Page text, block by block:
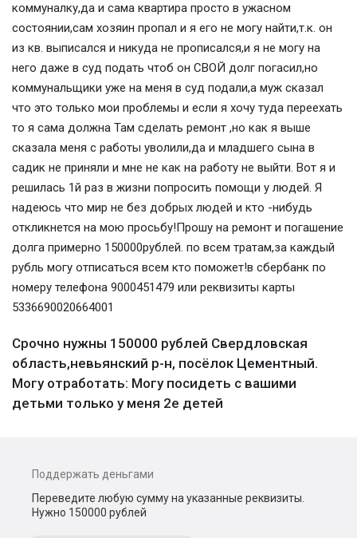
коммуналку,да и сама квартира просто в ужасном
состоянии,сам хозяин пропал и я его не могу найти,т.к. он
из кв. выписался и никуда не прописался,и я не могу на
него даже в суд подать чтоб он СВОЙ долг погасил,но
коммунальщики уже на меня в суд подали,а муж сказал
что это только мои проблемы и если я хочу туда переехать
то я сама должна Там сделать ремонт ,но как я выше
сказала меня с работы уволили,да и младшего сына в
садик не приняли и мне не как на работу не выйти. Вот я и
решилась 1й раз в жизни попросить помощи у людей. Я
надеюсь что мир не без добрых людей и кто -нибудь
откликнется на мою просьбу!Прошу на ремонт и погашение
долга примерно 150000рублей. по всем тратам,за каждый
рубль могу отписаться всем кто поможет!в сбербанк по
номеру телефона 9000451479 или реквизиты карты
5336690020664001
Срочно нужны 150000 рублей Свердловская
область,невьянский р-н, посёлок Цементный.
Могу отработать: Могу посидеть с вашими
детьми только у меня 2е детей
Поддержать деньгами
Переведите любую сумму на указанные реквизиты.
Нужно 150000 рублей